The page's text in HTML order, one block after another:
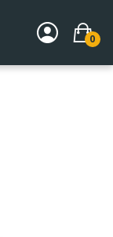
0
Szyby